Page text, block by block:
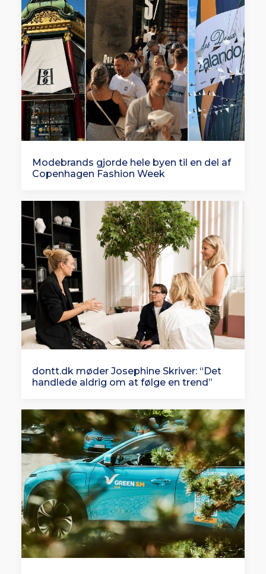
Modebrands gjorde hele byen til en del af
Copenhagen Fashion Week
dontt.dk møder Josephine Skriver: “Det
handlede aldrig om at følge en trend”